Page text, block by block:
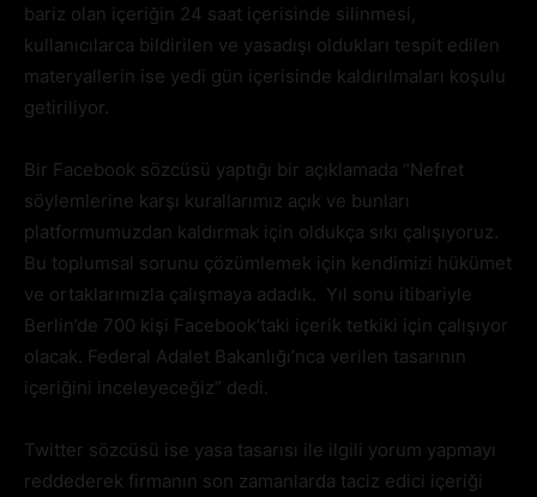
bariz olan içeriğin 24 saat içerisinde silinmesi,
kullanıcılarca bildirilen ve yasadışı oldukları tespit edilen
materyallerin ise yedi gün içerisinde kaldırılmaları koşulu
getiriliyor.
Bir Facebook sözcüsü yaptığı bir açıklamada “Nefret
söylemlerine karşı kurallarımız açık ve bunları
platformumuzdan kaldırmak için oldukça sıkı çalışıyoruz.
Bu toplumsal sorunu çözümlemek için kendimizi hükümet
ve ortaklarımızla çalışmaya adadık. Yıl sonu itibariyle
Berlin’de 700 kişi Facebook’taki içerik tetkiki için çalışıyor
olacak. Federal Adalet Bakanlığı’nca verilen tasarının
içeriğini inceleyeceğiz” dedi.
Twitter sözcüsü ise yasa tasarısı ile ilgili yorum yapmayı
reddederek firmanın son zamanlarda taciz edici içeriği